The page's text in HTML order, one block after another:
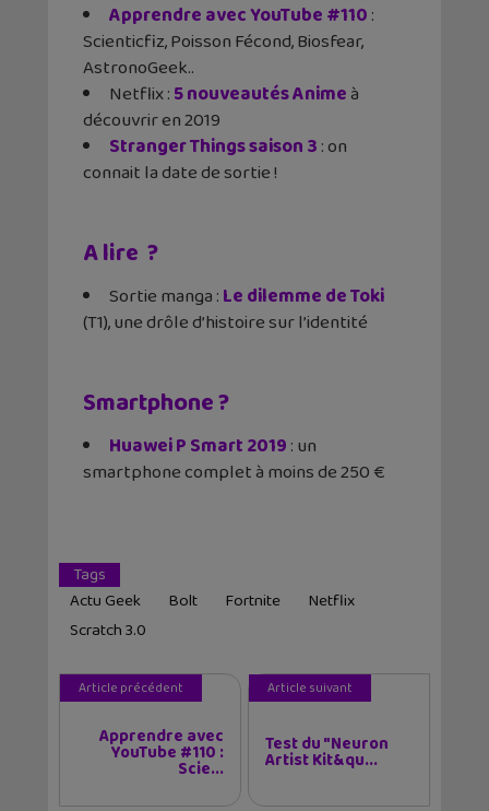
Apprendre avec YouTube #110:
Scienticfiz, Poisson Fécond, Biosfear,
AstronoGeek..
Netflix :5 nouveautés Animeà
découvrir en 2019
Stranger Things saison 3: on
connait la date de sortie !
A lire ?
Sortie manga :Le dilemme de Toki
(T1), une drôle d’histoire sur l’identité
Smartphone ?
Huawei P Smart 2019: un
smartphone complet à moins de 250 €
Tags
Actu Geek
Bolt Fortnite
Netflix
Scratch 3.0
Article précédent
Apprendre avec
YouTube #110 :
Scie...
Article suivant
Test du "Neuron
Artist Kit&qu...